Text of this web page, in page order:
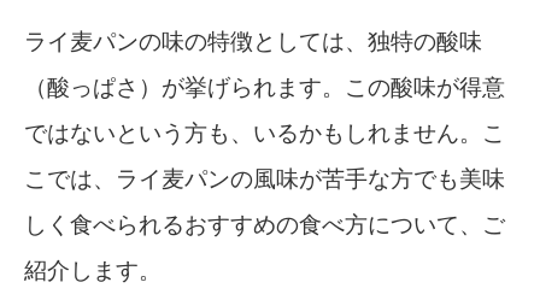
ライ麦パンの味の特徴としては、独特の酸味
（酸っぱさ）が挙げられます。この酸味が得意
ではないという方も、いるかもしれません。こ
こでは、ライ麦パンの風味が苦手な方でも美味
しく食べられるおすすめの食べ方について、ご
紹介します。